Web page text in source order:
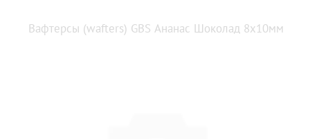
Вафтерсы (wafters) GBS Ананас Шоколад 8x10мм